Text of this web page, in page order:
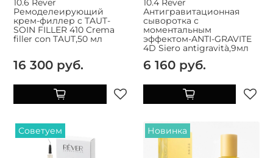
10.6 Rever
Ремоделеирующий
крем-филлер c TAUT-
SOIN FILLER 410 Crema
filler con TAUT,50 мл
16 300 руб.
10.4 Rever
Антигравитационная
сыворотка с
моментальным
эффектом-ANTI-GRAVITE
4D Siero antigravità,9мл
6 160 руб.
Советуем Новинка